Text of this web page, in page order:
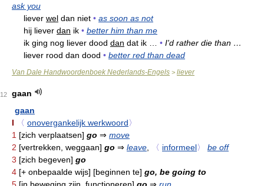
ask you
liever wel dan niet • as soon as not
hij liever dan ik • better him than me
ik ging nog liever dood dan dat ik … • I'd rather die than …
liever rood dan dood • better red than dead
Van Dale Handwoordenboek Nederlands-Engels > liever
12
gaan
gaan
I
〈 onovergankelijk werkwoord〉
1 [zich verplaatsen] go ⇒ move
2 [vertrekken, weggaan] go ⇒ leave, 〈 informeel〉
be off
3 [zich begeven] go
4 [+ onbepaalde wijs] [beginnen te] go, be going to